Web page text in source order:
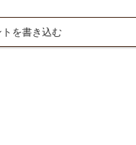
を書き込む